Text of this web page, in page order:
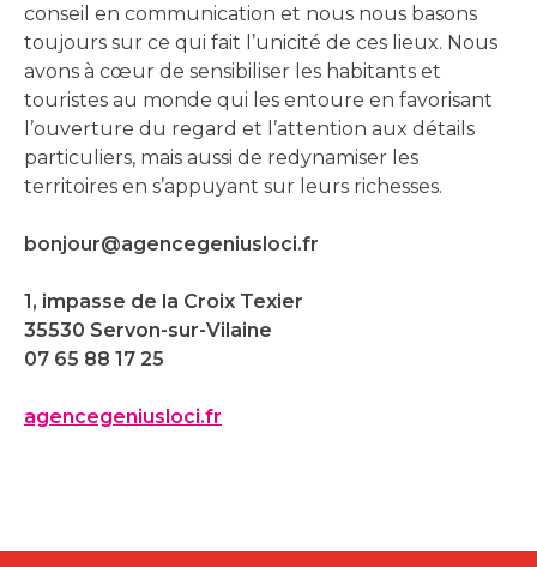
conseil en communication et nous nous basons
toujours sur ce qui fait l’unicité de ces lieux. Nous
avons à cœur de sensibiliser les habitants et
touristes au monde qui les entoure en favorisant
l’ouverture du regard et l’attention aux détails
particuliers, mais aussi de redynamiser les
territoires en s’appuyant sur leurs richesses.
bonjour@agencegeniusloci.fr
1, impasse de la Croix Texier
35530 Servon-sur-Vilaine
07 65 88 17 25
agencegeniusloci.fr